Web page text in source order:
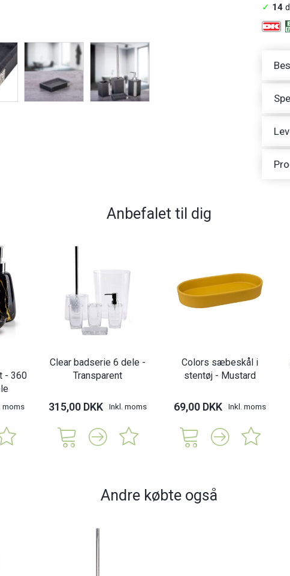
✓ 14
Anbefalet til dig
- 360
moms
Clear badserie 6 dele -
Transparent
315,00 DKK Inkl. moms
Colors sæbeskål i
stentøj - Mustard
69,00 DKK Inkl. moms
Andre købte også